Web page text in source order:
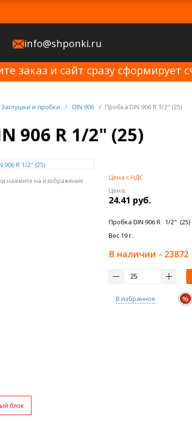
info@shponki.ru
заказ и сайт сразу сформирует
Заглушки и пробки / DIN 906 / Пробка DIN 906 R 1/2" (25)
906 R 1/2" (25)
нажмите на изображение
Цена с НДС
Цена:
24.41 руб.
Пробка DIN 906 R 1/2" (25)
Вес 19 г.
В наличии - 23872
В избранное %
блок